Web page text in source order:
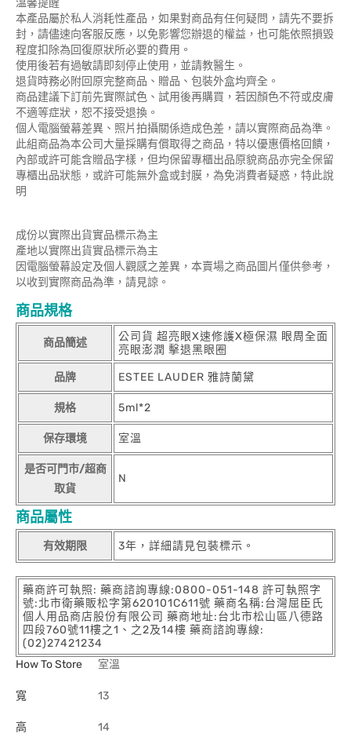
溫馨提醒
本產品屬於私人消耗性產品，如果對商品有任何疑問，請先不要拆
封，請儘速向客服反應，以免影響您辦退的權益，也可能依照損毀
程度扣除為回復原狀所必要的費用。
使用後若有過敏請即刻停止使用，並請教醫生。
退貨時務必附回原完整商品、贈品、包裝外盒均齊全。
商品建議下訂前先實際試色、試用後再購買，若因顏色不符或皮膚
不適等症狀，恕不接受退換。
個人電腦螢幕差異、照片拍攝關係造成色差，請以實際商品為準。
此組商品為本公司大量採購有償取得之商品，特以優惠價格回饋，
內部或許可能含贈品字樣，但均保留專櫃出品原貌商品亦完全保留
專櫃出品狀態，或許可能無外盒或封膜，為免消費者疑惑，特此說
明
成份以實際出貨實品標示為主
產地以實際出貨實品標示為主
因電腦螢幕設定及個人觀感之差異，本賣場之商品圖片僅供參考，
以收到實際商品為準，請見諒。
商品規格
商品簡述
公司貨 超亮眼X速修護X極保濕 眼周全面
亮眼澎潤 擊退黑眼圈
品牌 ESTEE LAUDER 雅詩蘭黛
規格 5ml*2
保存環境 室溫
是否可門市/超商
取貨
N
商品屬性
有效期限 3年，詳細請見包裝標示。
藥商許可執照: 藥商諮詢專線:0800-051-148 許可執照字
號:北市衛藥販松字第620101C611號 藥商名稱:台灣屈臣氏
個人用品商店股份有限公司 藥商地址:台北市松山區八德路
四段760號11樓之1、之2及14樓 藥商諮詢專線:
(02)27421234
How To Store
室溫
寬 13
高 14